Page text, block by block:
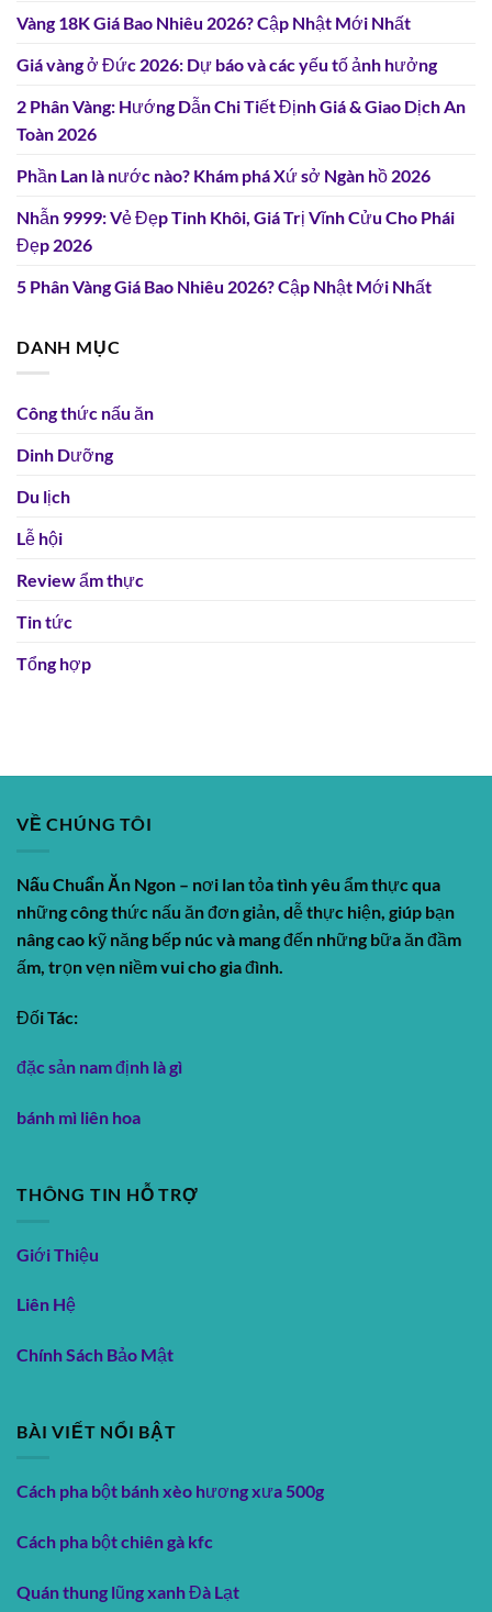
Vàng 18K Giá Bao Nhiêu 2026? Cập Nhật Mới Nhất
Giá vàng ở Đức 2026: Dự báo và các yếu tố ảnh hưởng
2 Phân Vàng: Hướng Dẫn Chi Tiết Định Giá & Giao Dịch An
Toàn 2026
Phần Lan là nước nào? Khám phá Xứ sở Ngàn hồ 2026
Nhẫn 9999: Vẻ Đẹp Tinh Khôi, Giá Trị Vĩnh Cửu Cho Phái
Đẹp 2026
5 Phân Vàng Giá Bao Nhiêu 2026? Cập Nhật Mới Nhất
DANH MỤC
Công thức nấu ăn
Dinh Dưỡng
Du lịch
Lễ hội
Review ẩm thực
Tin tức
Tổng hợp
VỀ CHÚNG TÔI
Nấu Chuẩn Ăn Ngon – nơi lan tỏa tình yêu ẩm thực qua
những công thức nấu ăn đơn giản, dễ thực hiện, giúp bạn
nâng cao kỹ năng bếp núc và mang đến những bữa ăn đầm
ấm, trọn vẹn niềm vui cho gia đình.
Đối Tác:
đặc sản nam định là gì
bánh mì liên hoa
THÔNG TIN HỖ TRỢ
Giới Thiệu
Liên Hệ
Chính Sách Bảo Mật
BÀI VIẾT NỔI BẬT
Cách pha bột bánh xèo hương xưa 500g
Cách pha bột chiên gà kfc
Quán thung lũng xanh Đà Lạt